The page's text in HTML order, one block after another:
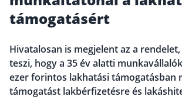
Nyugdíj előtakarékossági
Nyugdíj tanácsadás 🪙
Nyugdíj megtakarítás – Így
Magánnyugdíjpénztár
Nyugdíjkorhatár
támogatásért
Hivatalosan is megjelent az a
teszi, hogy a 35 év alatti
ezer forintos lakhatási támogatásban
támogatást lakbérfizetésre és